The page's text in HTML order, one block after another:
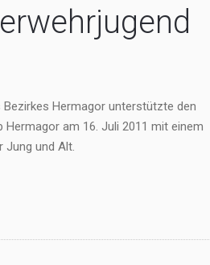
Bezirkes Hermagor unterstützte den
Hermagor am 16. Juli 2011 mit einem
und Alt.